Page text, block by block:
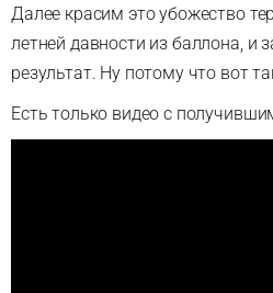
Далее красим это убожество
летней давности из баллона, и
результат. Ну потому что вот
Есть только видео с